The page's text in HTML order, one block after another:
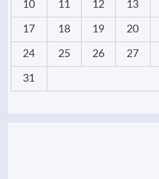
10 11 12 13
17 18 19 20
24 25 26 27
31